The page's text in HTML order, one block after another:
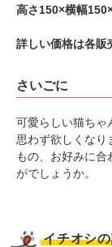
高さ150×横幅
詳しい価格は各販
さいごに
可愛らしい猫ちゃ
思わず欲しくなり
もの、お好みに
がでしょうか。
イチオシ